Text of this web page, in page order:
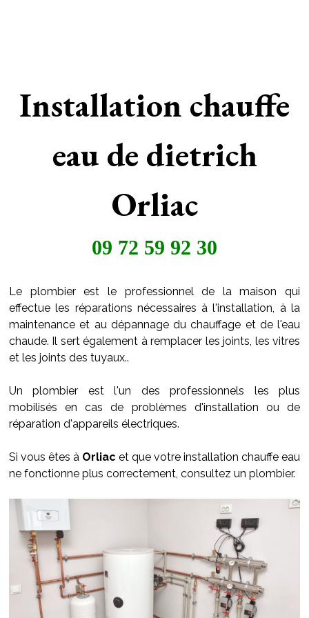
Installation chauffe
eau de dietrich
Orliac
09 72 59 92 30
Le plombier est le professionnel de la maison qui
effectue les réparations nécessaires à l'installation, à la
maintenance et au dépannage du chauffage et de l'eau
chaude. Il sert également à remplacer les joints, les vitres
et les joints des tuyaux..
Un plombier est l'un des professionnels les plus
mobilisés en cas de problèmes d'installation ou de
réparation d'appareils électriques.
Si vous êtes à Orliac et que votre installation chauffe eau
ne fonctionne plus correctement, consultez un plombier.